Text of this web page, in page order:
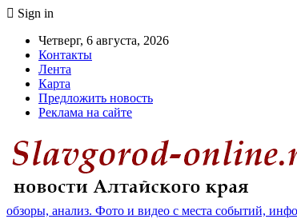
Sign in
Четверг, 6 августа, 2026
Контакты
Лента
Карта
Предложить новость
Реклама на сайте
обзоры, анализ. Фото и видео с места событий,